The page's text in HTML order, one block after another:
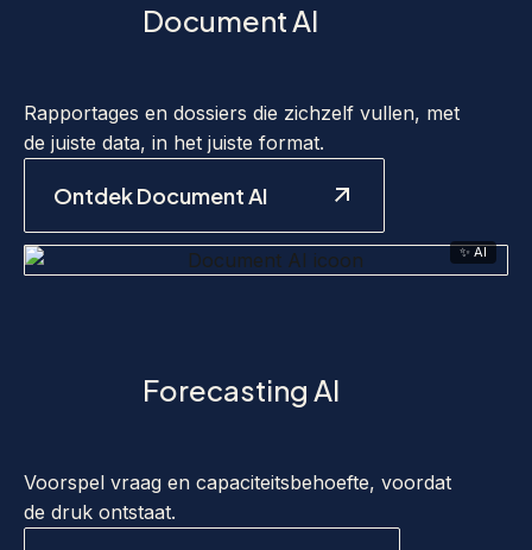
Document AI
Rapportages en dossiers die zichzelf vullen, met
de juiste data, in het juiste format.
Ontdek Document AI
✨ AI
Forecasting AI
Voorspel vraag en capaciteitsbehoefte, voordat
de druk ontstaat.